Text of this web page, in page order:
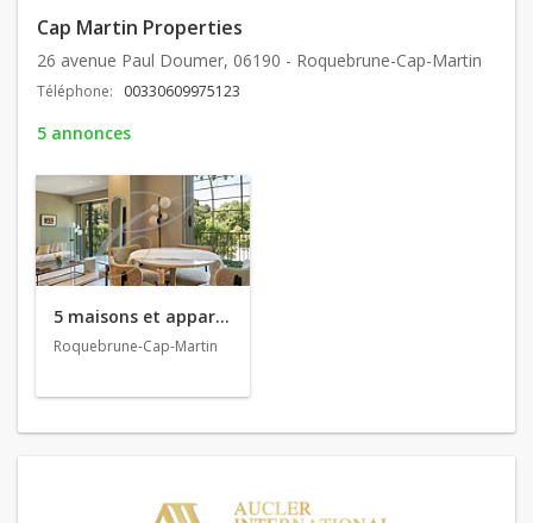
Cap Martin Properties
26 avenue Paul Doumer, 06190 - Roquebrune-Cap-Martin
Téléphone: 00330609975123
5 annonces
5 maisons et appartements en vente
Roquebrune-Cap-Martin